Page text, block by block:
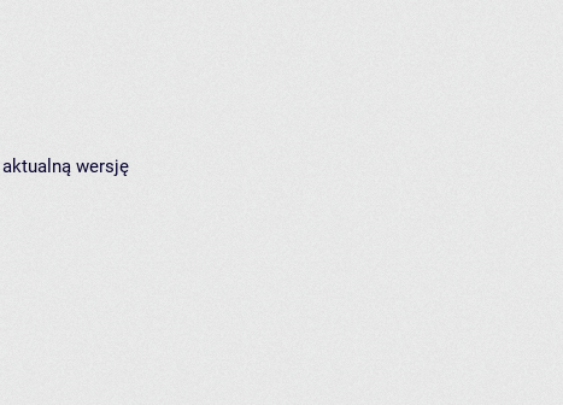
wersję